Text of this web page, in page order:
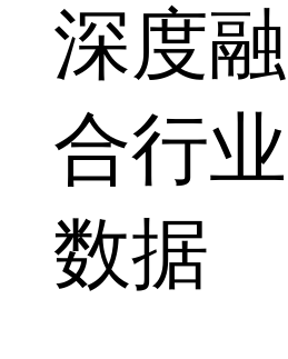
深度融
合行业
数据